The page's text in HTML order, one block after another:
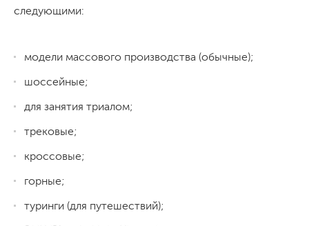
следующими:
модели массового производства (обычные);
шоссейные;
для занятия триалом;
трековые;
кроссовые;
горные;
туринги (для путешествий);